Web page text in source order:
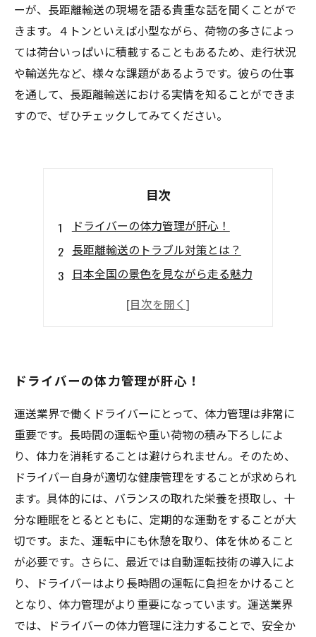
ーが、長距離輸送の現場を語る貴重な話を聞くことがで
きます。４トンといえば小型ながら、荷物の多さによっ
ては荷台いっぱいに積載することもあるため、走行状況
や輸送先など、様々な課題があるようです。彼らの仕事
を通して、長距離輸送における実情を知ることができま
すので、ぜひチェックしてみてください。
目次
ドライバーの体力管理が肝心！
長距離輸送のトラブル対策とは？
日本全国の景色を見ながら走る魅力
４トン車の運転技術と注意点
ドライバーの体力管理が肝心！
運送業界で働くドライバーにとって、体力管理は非常に
重要です。長時間の運転や重い荷物の積み下ろしによ
り、体力を消耗することは避けられません。そのため、
ドライバー自身が適切な健康管理をすることが求められ
ます。具体的には、バランスの取れた栄養を摂取し、十
分な睡眠をとるとともに、定期的な運動をすることが大
切です。また、運転中にも休憩を取り、体を休めること
が必要です。さらに、最近では自動運転技術の導入によ
り、ドライバーはより長時間の運転に負担をかけること
となり、体力管理がより重要になっています。運送業界
では、ドライバーの体力管理に注力することで、安全か